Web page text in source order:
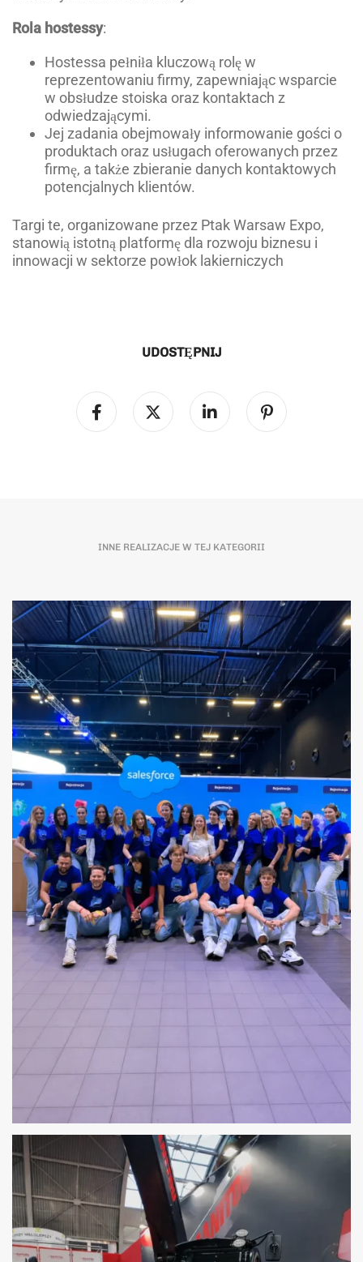
Rola hostessy:
Hostessa pełniła kluczową rolę w
reprezentowaniu firmy, zapewniając wsparcie
w obsłudze stoiska oraz kontaktach z
odwiedzającymi.
Jej zadania obejmowały informowanie gości o
produktach oraz usługach oferowanych przez
firmę, a także zbieranie danych kontaktowych
potencjalnych klientów.
Targi te, organizowane przez Ptak Warsaw Expo,
stanowią istotną platformę dla rozwoju biznesu i
innowacji w sektorze powłok lakierniczych
UDOSTĘPNIJ
INNE REALIZACJE W TEJ KATEGORII
OBSŁUGA HOSTESS – AGENTFORCE WORLD
TOUR WARSAW